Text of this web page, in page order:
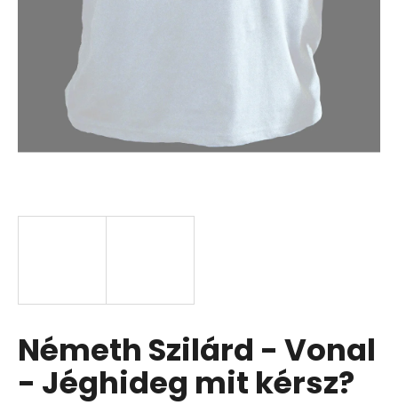
Németh Szilárd - Vonal
- Jéghideg mit kérsz?